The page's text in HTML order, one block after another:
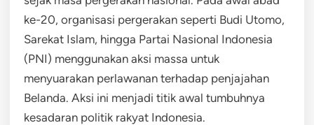
ke-20, organisasi pergerakan seperti Budi Utomo,
Sarekat Islam, hingga Partai Nasional Indonesia
(PNI) menggunakan aksi massa untuk
menyuarakan perlawanan terhadap penjajahan
Belanda. Aksi ini menjadi titik awal tumbuhnya
kesadaran politik rakyat Indonesia.